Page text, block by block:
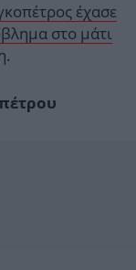
έχασε
στο μάτι